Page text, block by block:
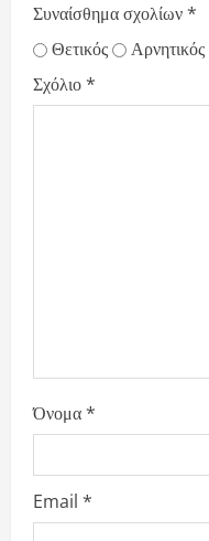
Συναίσθημα σχολίων*
Θετικός
Αρνητικός
Σχόλιο*
Όνομα*
Email *